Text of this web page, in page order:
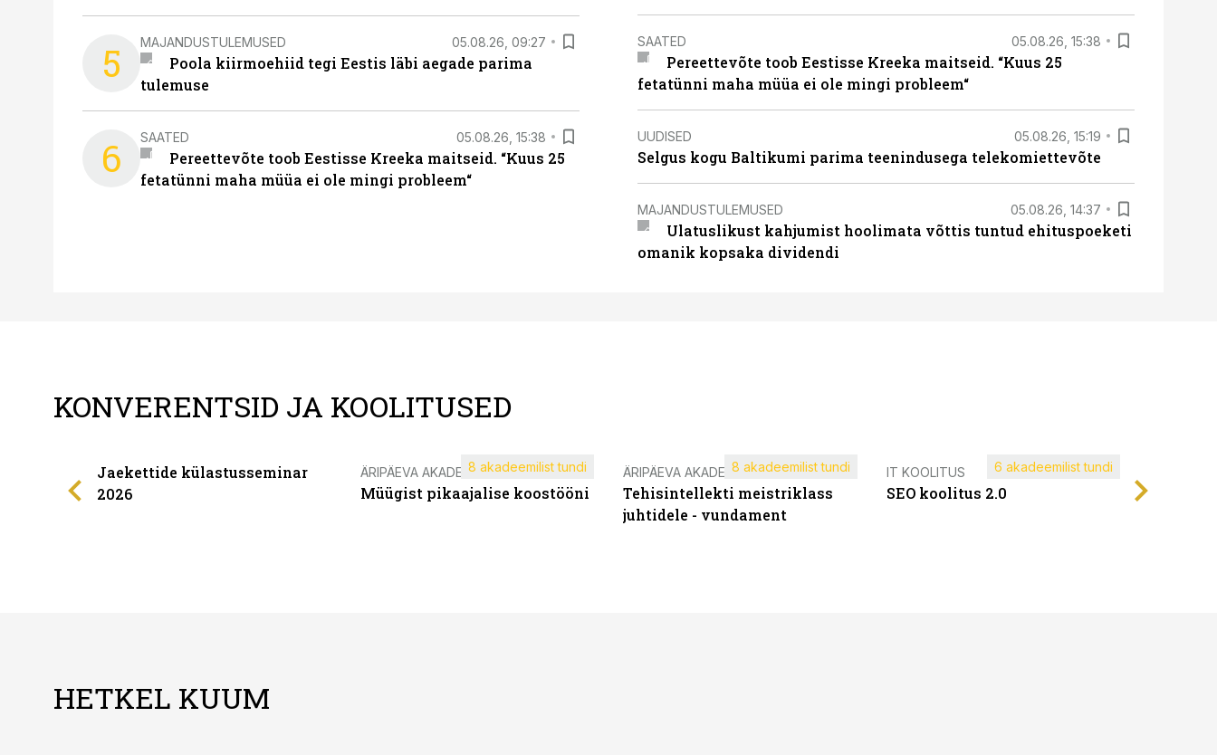
5 MAJANDUSTULEMUSED 05.08.26, 09:27
Poola kiirmoehiid tegi Eestis läbi aegade parima
tulemuse
6 SAATED 05.08.26, 15:38
Pereettevõte toob Eestisse Kreeka maitseid. “Kuus 25
fetatünni maha müüa ei ole mingi probleem“
SAATED 05.08.26, 15:38
Pereettevõte toob Eestisse Kreeka maitseid. “Kuus 25
fetatünni maha müüa ei ole mingi probleem“
UUDISED 05.08.26, 15:19
Selgus kogu Baltikumi parima teenindusega telekomiettevõte
MAJANDUSTULEMUSED 05.08.26, 14:37
Ulatuslikust kahjumist hoolimata võttis tuntud ehituspoeketi
omanik kopsaka dividendi
KONVERENTSID JA KOOLITUSED
Jaekettide külastusseminar
2026
ÄRIPÄEVA AKADEEMIA
Müügist pikaajalise koostööni
8 akadeemilist tundi ÄRIPÄEVA AKADEEMIA
Tehisintellekti meistriklass
juhtidele - vundament
8 akadeemilist tundi IT KOOLITUS
SEO koolitus 2.0
6 akadeemilist tundi
HETKEL KUUM